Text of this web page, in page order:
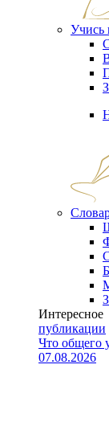
Учись
Интересное
публикации
Что общего
07.08.2026